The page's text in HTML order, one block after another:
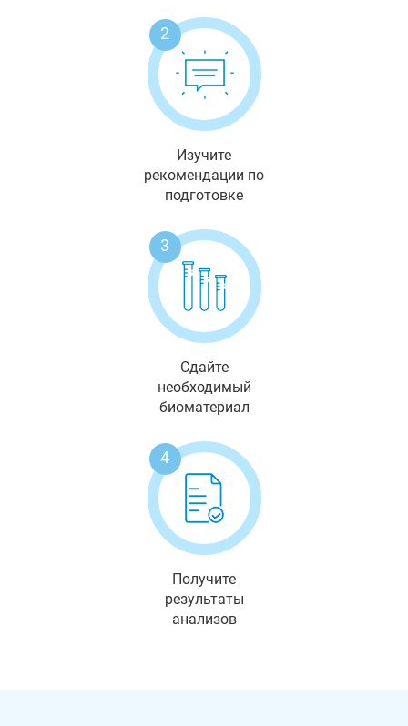
2
Изучите
рекомендации по
подготовке
3
Сдайте
необходимый
биоматериал
4
Получите
результаты
анализов